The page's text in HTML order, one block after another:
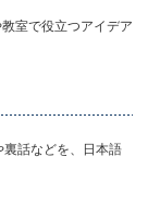
室で役立つアイデア
話などを、日本語